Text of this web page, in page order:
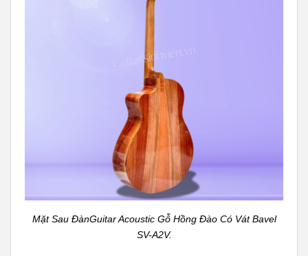
Mặt Sau ĐànGuitar Acoustic Gỗ Hồng Đào Có Vát Bavel
SV-A2V.